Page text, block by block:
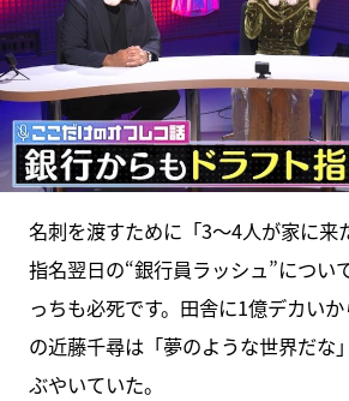
名刺を渡すために「3～4人が家に来
指名翌日の“銀行員ラッシュ”につい
っちも必死です。田舎に1億デカい
の近藤千尋は「夢のような世界だな
ぶやいていた。